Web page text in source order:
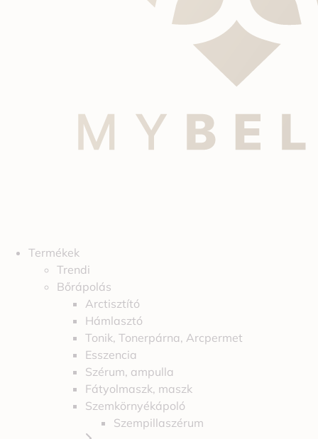
Termékek
Trendi
Bőrápolás
Arctisztító
Hámlasztó
Tonik, Tonerpárna, Arcpermet
Esszencia
Szérum, ampulla
Fátyolmaszk, maszk
Szemkörnyékápoló
Szempillaszérum